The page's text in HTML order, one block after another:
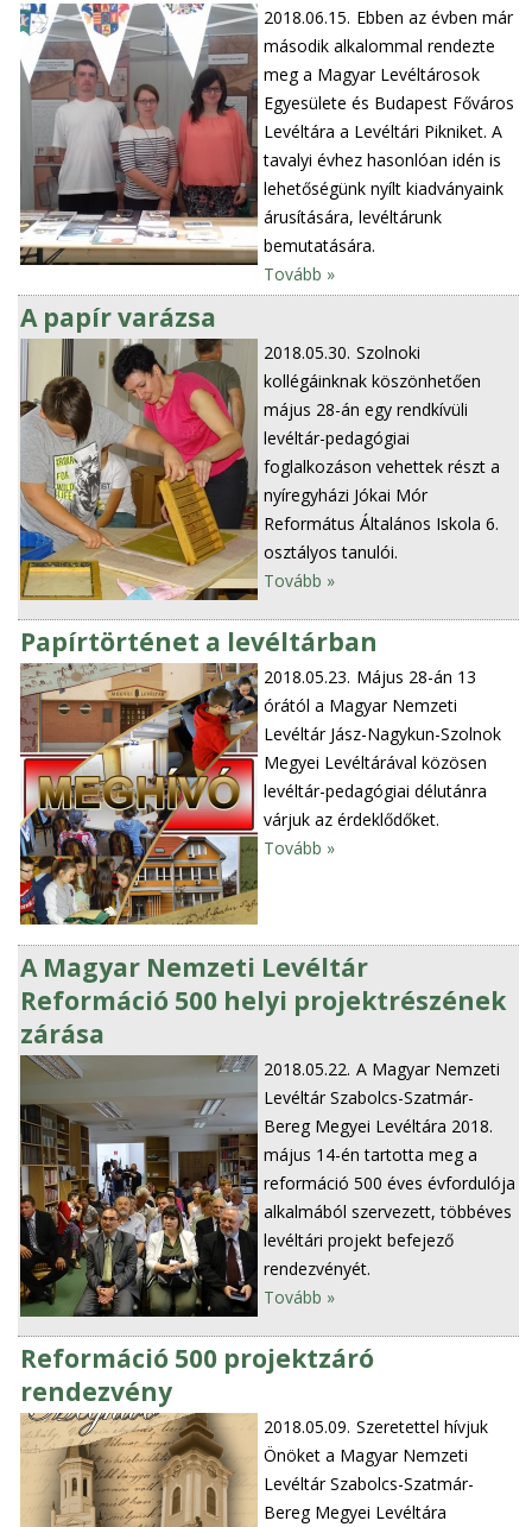
2018.06.15. Ebben az évben már
második alkalommal rendezte
meg a Magyar Levéltárosok
Egyesülete és Budapest Főváros
Levéltára a Levéltári Pikniket. A
tavalyi évhez hasonlóan idén is
lehetőségünk nyílt kiadványaink
árusítására, levéltárunk
bemutatására.
Tovább »
A papír varázsa
2018.05.30. Szolnoki
kollégáinknak köszönhetően
május 28-án egy rendkívüli
levéltár-pedagógiai
foglalkozáson vehettek részt a
nyíregyházi Jókai Mór
Református Általános Iskola 6.
osztályos tanulói.
Tovább »
Papírtörténet a levéltárban
2018.05.23. Május 28-án 13
órától a Magyar Nemzeti
Levéltár Jász-Nagykun-Szolnok
Megyei Levéltárával közösen
levéltár-pedagógiai délutánra
várjuk az érdeklődőket.
Tovább »
A Magyar Nemzeti Levéltár
Reformáció 500 helyi projektrészének
zárása
2018.05.22. A Magyar Nemzeti
Levéltár Szabolcs-Szatmár-
Bereg Megyei Levéltára 2018.
május 14-én tartotta meg a
reformáció 500 éves évfordulója
alkalmából szervezett, többéves
levéltári projekt befejező
rendezvényét.
Tovább »
Reformáció 500 projektzáró
rendezvény
2018.05.09. Szeretettel hívjuk
Önöket a Magyar Nemzeti
Levéltár Szabolcs-Szatmár-
Bereg Megyei Levéltára